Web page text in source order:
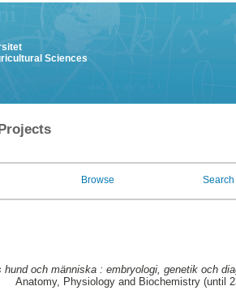
Sciences
Browse Search
hund och människa : embryologi, genetik och
Anatomy, Physiology and Biochemistry (until